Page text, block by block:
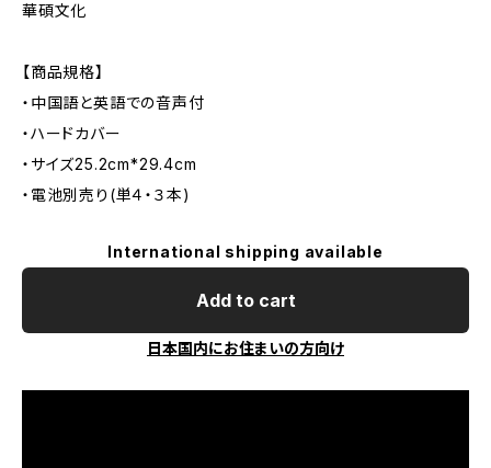
華碩文化
【商品規格】
・中国語と英語での音声付
・ハードカバー
・サイズ25.2cm*29.4cm
・電池別売り(単４・３本)
International shipping available
Add to cart
日本国内にお住まいの方向け